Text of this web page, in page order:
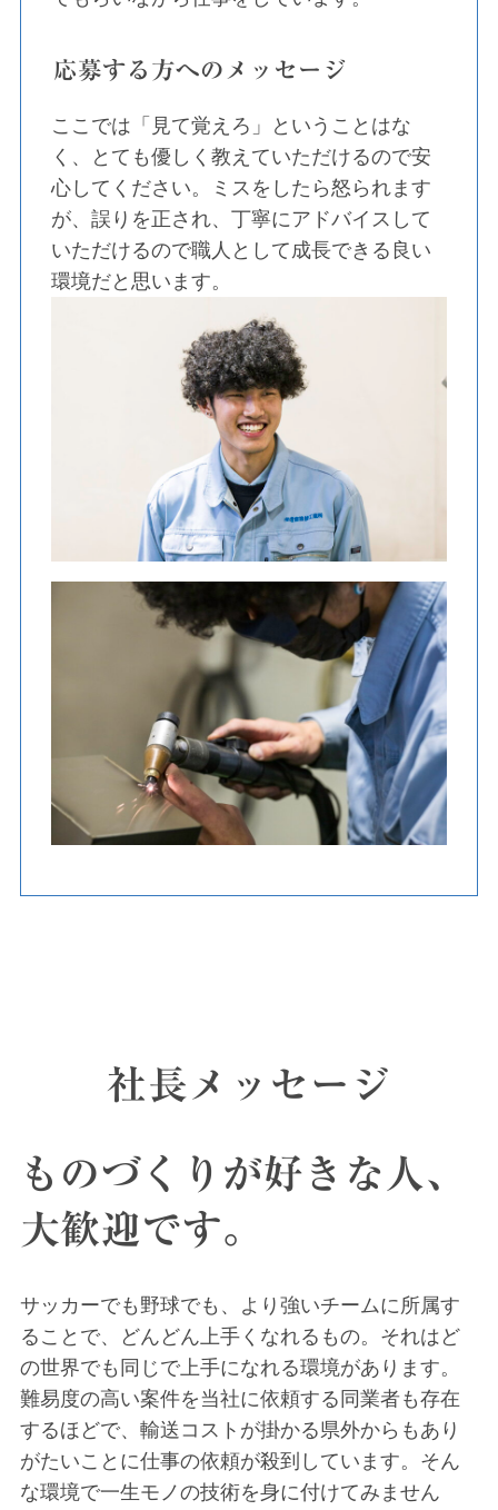
応募する方へのメッセージ
ここでは「見て覚えろ」ということはな
く、とても優しく教えていただけるので安
心してください。ミスをしたら怒られます
が、誤りを正され、丁寧にアドバイスして
いただけるので職人として成長できる良い
環境だと思います。
社長メッセージ
ものづくりが好きな人、
大歓迎です。
サッカーでも野球でも、より強いチームに所属す
ることで、どんどん上手くなれるもの。それはど
の世界でも同じで上手になれる環境があります。
難易度の高い案件を当社に依頼する同業者も存在
するほどで、輸送コストが掛かる県外からもあり
がたいことに仕事の依頼が殺到しています。そん
な環境で一生モノの技術を身に付けてみません